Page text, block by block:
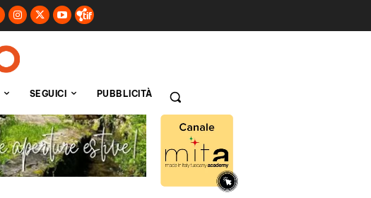
SEGUICI PUBBLICITÀ